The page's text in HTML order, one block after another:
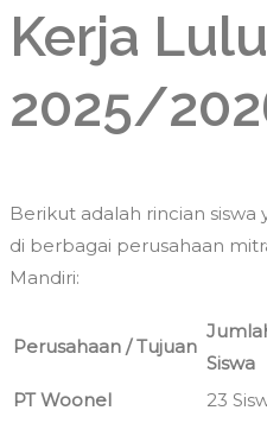
Kerja
2025/
Berikut adalah rincian
di berbagai perusahaan
Mandiri:
Perusahaan / Tujuan
Siswa
PT Woonel
23